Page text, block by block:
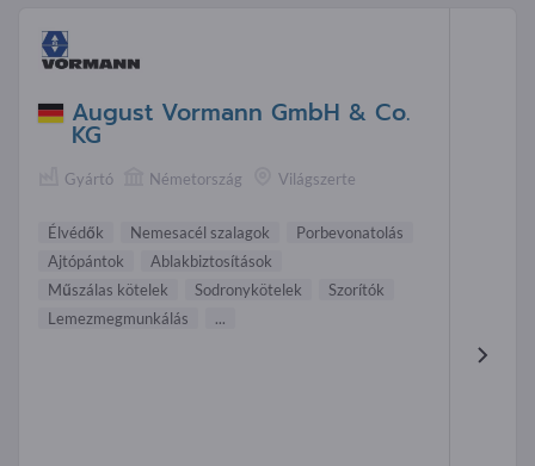
August Vormann GmbH & Co.
KG
Gyártó Németország Világszerte
Élvédők Nemesacél szalagok
Porbevonatolás
Ajtópántok
Ablakbiztosítások
Műszálas kötelek
Sodronykötelek
Szorítók
Lemezmegmunkálás
...